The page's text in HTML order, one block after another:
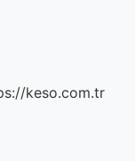
keso.com.tr